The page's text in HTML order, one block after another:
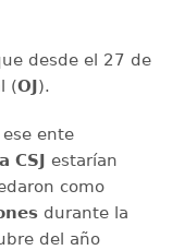
desde el 27 de
(OJ).
ente
CSJ estarían
como
durante la
del año